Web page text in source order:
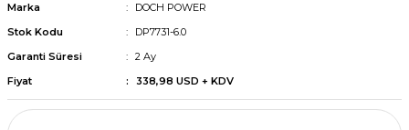
Marka
DOCH POWER
Stok Kodu
DP7731-6.0
Garanti Süresi
2 Ay
Fiyat
338,98 USD + KDV